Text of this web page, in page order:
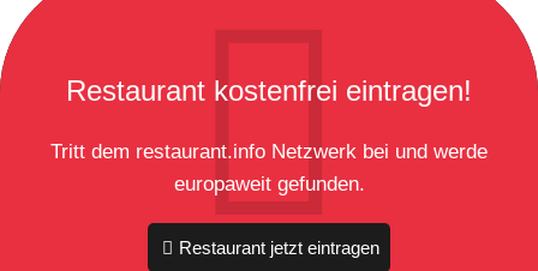
Restaurant kostenfrei eintragen!
Tritt dem restaurant.info Netzwerk bei und werde
europaweit gefunden.
Restaurant jetzt eintragen